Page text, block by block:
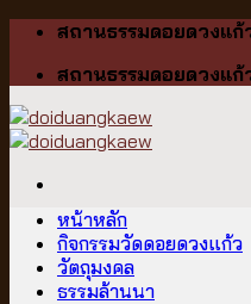
Skip
content
สถานธรรมดอยดวงแ
สถานธรรมดอยดวงแ
หน้าหลัก
กิจกรรมวัดดอยดวงแก้ว
วัตถุมงคล
ธรรมล้านนา